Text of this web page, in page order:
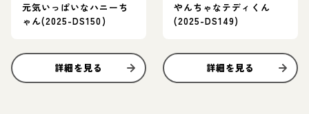
元気いっぱいなハニーち
ゃん(2025-DS150)
詳細を見る
やんちゃなテディくん
(2025-DS149)
詳細を見る